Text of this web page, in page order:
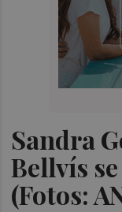
Sandra
Bellvís
(Fotos: